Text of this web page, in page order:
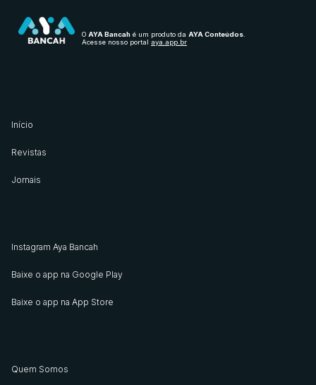
O AYA Bancah é um produto da AYA Conteúdos
Acesse nosso portal aya.app.br
Início
Revistas
Jornais
Instagram Aya Bancah
Baixe o app na Google Play
Baixe o app na App Store
Quem Somos